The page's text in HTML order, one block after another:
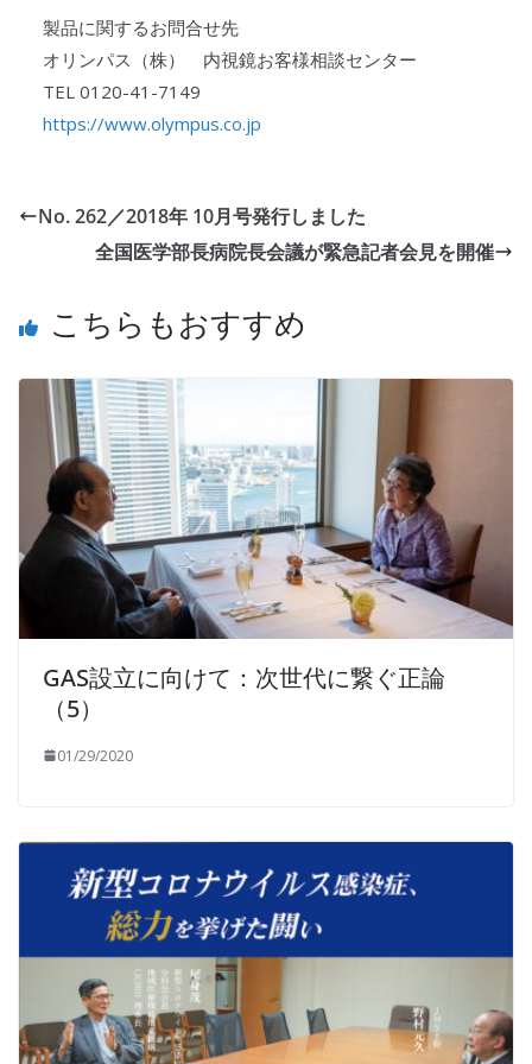
製品に関するお問合せ先
オリンパス（株） 内視鏡お客様相談センター
TEL 0120-41-7149
https://www.olympus.co.jp
No. 262／2018年 10月号発行しました
全国医学部長病院長会議が緊急記者会見を開催
こちらもおすすめ
GAS設立に向けて：次世代に繋ぐ正論
（5）
01/29/2020